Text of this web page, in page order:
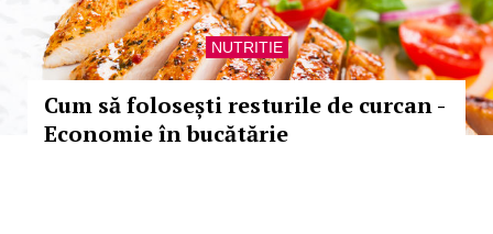
NUTRITIE
Cum să folosești resturile de curcan -
Economie în bucătărie